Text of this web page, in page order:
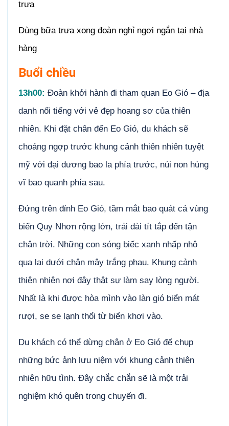
trưa
Dùng bữa trưa xong đoàn nghỉ ngơi ngắn tại nhà
hàng
Buổi chiều
13h00: Đoàn khởi hành đi tham quan Eo Gió – địa
danh nổi tiếng với vẻ đẹp hoang sơ của thiên
nhiên. Khi đặt chân đến Eo Gió, du khách sẽ
choáng ngợp trước khung cảnh thiên nhiên tuyệt
mỹ với đại dương bao la phía trước, núi non hùng
vĩ bao quanh phía sau.
Đứng trên đỉnh Eo Gió, tầm mắt bao quát cả vùng
biển Quy Nhơn rộng lớn, trải dài tít tắp đến tận
chân trời. Những con sóng biếc xanh nhấp nhô
qua lại dưới chân mây trắng phau. Khung cảnh
thiên nhiên nơi đây thật sự làm say lòng người.
Nhất là khi được hòa mình vào làn gió biển mát
rượi, se se lạnh thổi từ biển khơi vào.
Du khách có thể dừng chân ở Eo Gió để chụp
những bức ảnh lưu niệm với khung cảnh thiên
nhiên hữu tình. Đây chắc chắn sẽ là một trải
nghiệm khó quên trong chuyến đi.